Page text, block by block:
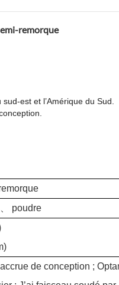
remorque
est et l’Amérique du Sud.
poudre
de conception ;